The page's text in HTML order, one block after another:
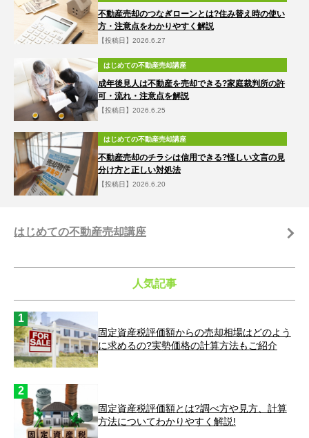
不動産売却のつなぎローンとは?住み替え時の使い
方・注意点をわかりやすく解説
【投稿日】2026.6.27
はじめての不動産売却講座
成年後見人は不動産を売却できる?家庭裁判所の許
可・流れ・注意点を解説
【投稿日】2026.6.25
はじめての不動産売却講座
不動産売却のチラシは信用できる?怪しい文言の見
分け方と正しい対処法
【投稿日】2026.6.20
はじめての不動産売却講座
人気記事
固定資産税評価額からの売却相場はどのよう
に求めるの?実勢価格の計算方法もご紹介
固定資産税評価額とは?調べ方や見方、計算
方法についてわかりやすく解説!